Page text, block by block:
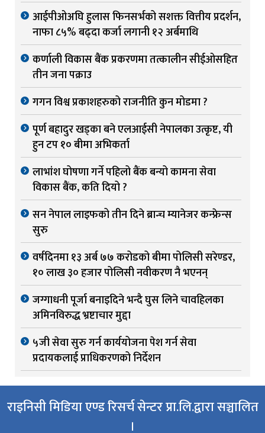
आईपीओअघि हुलास फिनसर्भको सशक्त वित्तीय प्रदर्शन,
नाफा ८५% बढ्दा कर्जा लगानी १२ अर्बमाथि
कर्णाली विकास बैंक प्रकरणमा तत्कालीन सीईओसहित
तीन जना पक्राउ
गगन विश्व प्रकाशहरुको राजनीति कुन मोडमा ?
पूर्ण बहादुर खड्का बने एलआईसी नेपालका उत्कृष्ट, यी
हुन टप १० बीमा अभिकर्ता
लाभांश घोषणा गर्ने पहिलो बैंक बन्यो कामना सेवा
विकास बैंक, कति दियो ?
सन नेपाल लाइफको तीन दिने ब्रान्च म्यानेजर कन्फ्रेन्स
सुरु
वर्षदिनमा १३ अर्ब ७७ करोडको बीमा पोलिसी सरेण्डर,
१० लाख ३० हजार पोलिसी नवीकरण नै भएनन्
जग्गाधनी पूर्जा बनाइदिने भन्दै घुस लिने चावहिलका
अमिनविरुद्ध भ्रष्टाचार मुद्दा
५जी सेवा सुरु गर्न कार्ययोजना पेश गर्न सेवा
प्रदायकलाई प्राधिकरणको निर्देशन
राइनिसी मिडिया एण्ड रिसर्च सेन्टर प्रा.लि.द्वारा सञ्चालित
।